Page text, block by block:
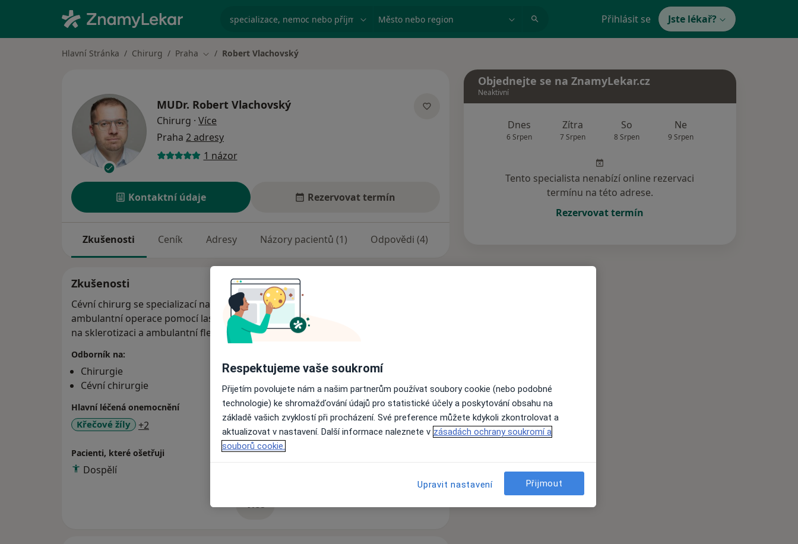
specializace, nemoc nebo příjmení Město nebo region Přihlásit se Jste lékař?
Hlavní Stránka Chirurg Praha Změna města
Robert Vlachovský
MUDr. Robert Vlachovský
Chirurg · Více
Praha 2 adresy
1 názor
Kontaktní údaje Rezervovat termín
Zkušenosti Ceník Adresy Názory pacientů (1) Odpovědi (4)
Zkušenosti
Cévní chirurg se specializací na problematiku křečových žil, především na
ambulantní operace pomocí laseru, radiofrekvence nebo žilního lepidla, ale také
na sklerotizaci a ambulantní flebektomie.
Odborník na:
Chirurgie
Cévní chirurgie
Hlavní léčená onemocnění
Křečové žíly +2 a11y_sr_more_diseases
Pacienti, které ošetřuji
Dospělí
Víceo zkušenostech
Objednejte se na ZnamyLekar.cz
Neaktivní
Dnes
6 Srpen
Zítra
7 Srpen
So
8 Srpen
Ne
9 Srpen
Tento specialista nenabízí online rezervaci
termínu na této adrese.
Rezervovat termín
Respektujeme vaše soukromí
Přijetím povolujete nám a našim partnerům používat soubory cookie (nebo podobné
technologie) ke shromažďování údajů pro statistické účely a poskytování obsahu na
základě vašich zvyklostí při procházení. Své preference můžete kdykoli zkontrolovat a
aktualizovat v nastavení. Další informace naleznete v zásadách ochrany soukromí a
souborů cookie.
Upravit nastavení Přijmout